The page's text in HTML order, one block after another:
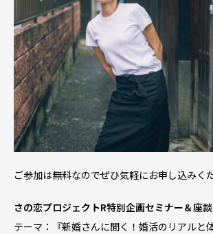
ご参加は無料なのでぜひ気軽にお申し込みく
さの恋プロジェクトR特別企画セミナー＆座
テーマ：『新婚さんに聞く！婚活のリアルと